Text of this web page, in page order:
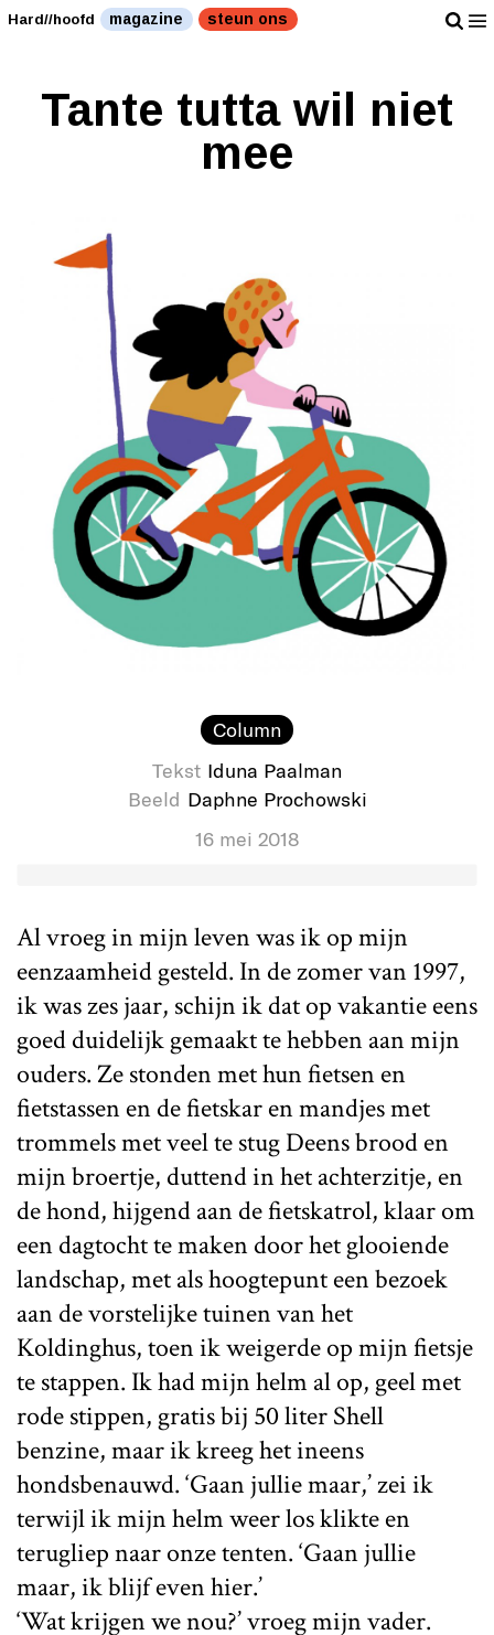
Hard//hoofd magazine steun ons
Tante tutta wil niet
mee
Column
Tekst Iduna Paalman
Beeld Daphne Prochowski
16 mei 2018
Al vroeg in mijn leven was ik op mijn
eenzaamheid gesteld. In de zomer van 1997,
ik was zes jaar, schijn ik dat op vakantie eens
goed duidelijk gemaakt te hebben aan mijn
ouders. Ze stonden met hun fietsen en
fietstassen en de fietskar en mandjes met
trommels met veel te stug Deens brood en
mijn broertje, duttend in het achterzitje, en
de hond, hijgend aan de fietskatrol, klaar om
een dagtocht te maken door het glooiende
landschap, met als hoogtepunt een bezoek
aan de vorstelijke tuinen van het
Koldinghus, toen ik weigerde op mijn fietsje
te stappen. Ik had mijn helm al op, geel met
rode stippen, gratis bij 50 liter Shell
benzine, maar ik kreeg het ineens
hondsbenauwd. ‘Gaan jullie maar,’ zei ik
terwijl ik mijn helm weer los klikte en
terugliep naar onze tenten. ‘Gaan jullie
maar, ik blijf even hier.’
‘Wat krijgen we nou?’ vroeg mijn vader.